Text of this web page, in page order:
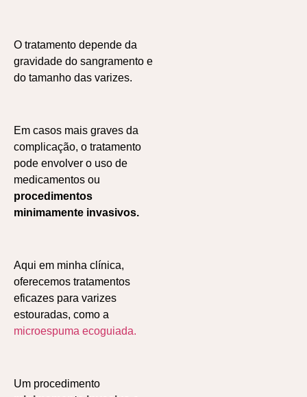
O tratamento depende da
gravidade do sangramento e
do tamanho das varizes.
Em casos mais graves da
complicação, o tratamento
pode envolver o uso de
medicamentos ou
procedimentos
minimamente invasivos.
Aqui em minha clínica,
oferecemos tratamentos
eficazes para varizes
estouradas, como a
microespuma ecoguiada.
Um procedimento